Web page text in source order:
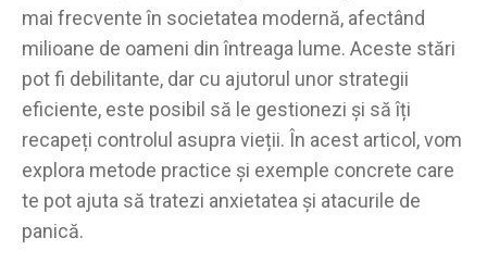
mai frecvente în societatea modernă, afectând
milioane de oameni din întreaga lume. Aceste stări
pot fi debilitante, dar cu ajutorul unor strategii
eficiente, este posibil să le gestionezi și să îți
recapeți controlul asupra vieții. În acest articol, vom
explora metode practice și exemple concrete care
te pot ajuta să tratezi anxietatea și atacurile de
panică.